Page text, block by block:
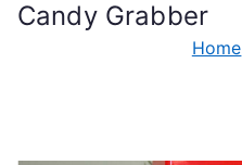
Candy Grabber
Home